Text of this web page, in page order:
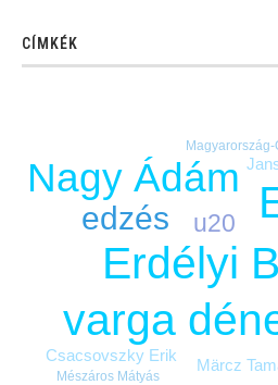
CÍMKÉK
Erdélyi
varga
Nagy Ádám
edzés u20
Csacsovszky Erik
Märcz
Mészáros Mátyás